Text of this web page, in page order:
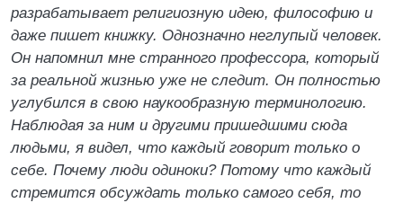
разрабатывает религиозную идею, философию и
даже пишет книжку. Однозначно неглупый человек.
Он напомнил мне странного профессора, который
за реальной жизнью уже не следит. Он полностью
углубился в свою наукообразную терминологию.
Наблюдая за ним и другими пришедшими сюда
людьми, я видел, что каждый говорит только о
себе. Почему люди одиноки? Потому что каждый
стремится обсуждать только самого себя, то